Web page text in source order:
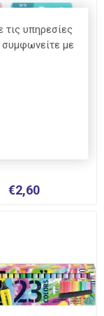
MG Animals
€2,60
υπηρεσίες
με